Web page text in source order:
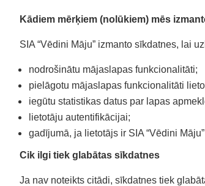
Kādiem mērķiem (nolūkiem) mēs
SIA “Vēdini Māju” izmanto sīkdatnes, lai
nodrošinātu mājaslapas funkcionalitāti;
pielāgotu mājaslapas funkcionalitāti
iegūtu statistikas datus par lapas
lietotāju autentifikācijai;
gadījumā, ja lietotājs ir SIA “Vēdini
Cik ilgi tiek glabātas sīkdatnes
Ja nav noteikts citādi, sīkdatnes tiek